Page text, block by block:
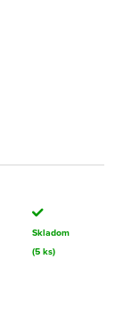
Skladom
(5 ks)